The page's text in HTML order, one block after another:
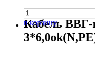
в корзину
Кабель